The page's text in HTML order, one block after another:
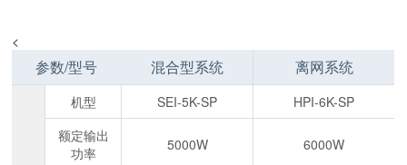
<
参数/型号 混合型系统 离网系统
机型 SEI-5K-SP
HPI-6K-SP
额定输出
功率
5000W 6000W